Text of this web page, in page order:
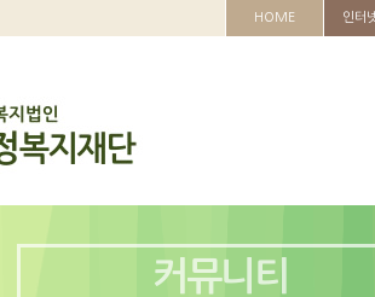
HOME 인터
커뮤니티